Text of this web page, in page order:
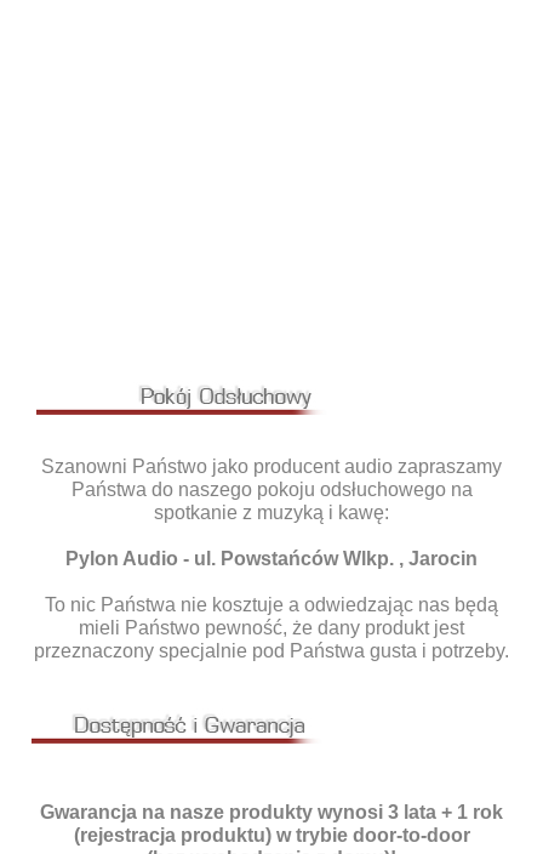
Szanowni Państwo jako producent audio zapraszamy
Państwa do naszego pokoju odsłuchowego na
spotkanie z muzyką i kawę:
Pylon Audio - ul. Powstańców Wlkp. , Jarocin
To nic Państwa nie kosztuje a odwiedzając nas będą
mieli Państwo pewność, że dany produkt jest
przeznaczony specjalnie pod Państwa gusta i potrzeby.
Gwarancja na nasze produkty wynosi 3 lata + 1 rok
(rejestracja produktu) w trybie door-to-door